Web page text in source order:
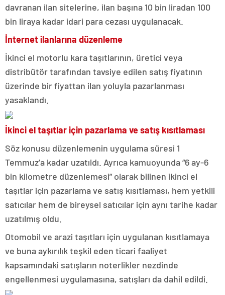
davranan ilan sitelerine, ilan başına 10 bin liradan 100
bin liraya kadar idari para cezası uygulanacak.
İnternet ilanlarına düzenleme
İkinci el motorlu kara taşıtlarının, üretici veya
distribütör tarafından tavsiye edilen satış fiyatının
üzerinde bir fiyattan ilan yoluyla pazarlanması
yasaklandı.
İkinci el taşıtlar için pazarlama ve satış kısıtlaması
Söz konusu düzenlemenin uygulama süresi 1
Temmuz’a kadar uzatıldı. Ayrıca kamuoyunda “6 ay-6
bin kilometre düzenlemesi” olarak bilinen ikinci el
taşıtlar için pazarlama ve satış kısıtlaması, hem yetkili
satıcılar hem de bireysel satıcılar için aynı tarihe kadar
uzatılmış oldu.
Otomobil ve arazi taşıtları için uygulanan kısıtlamaya
ve buna aykırılık teşkil eden ticari faaliyet
kapsamındaki satışların noterlikler nezdinde
engellenmesi uygulamasına, satışları da dahil edildi.